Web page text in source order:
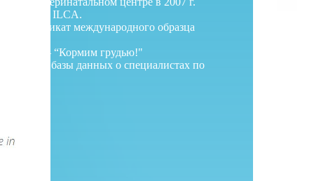
ILCA.
(сертификат международного образца
am.Info – “Кормим грудью!"
am.Pro – базы данных о специалистах по